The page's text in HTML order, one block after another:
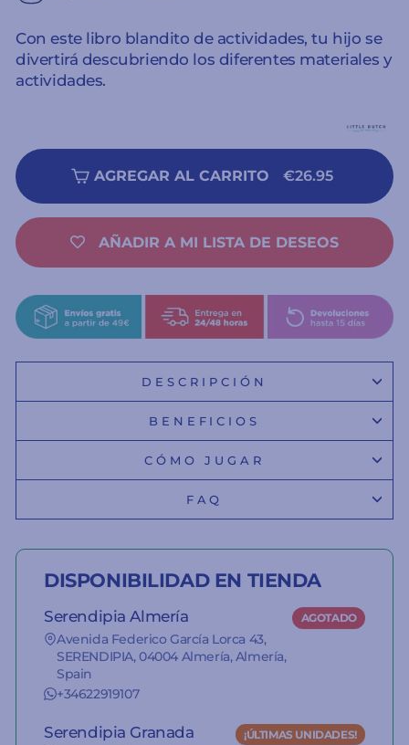
Con este libro blandito de actividades, tu hijo se
divertirá descubriendo los diferentes materiales y
actividades.
AGREGAR AL CARRITO €26.95
AÑADIR A MI LISTA DE DESEOS
DESCRIPCIÓN
BENEFICIOS
CÓMO JUGAR
FAQ
DISPONIBILIDAD EN TIENDA
Serendipia Almería
Avenida Federico García Lorca 43,
SERENDIPIA, 04004 Almería, Almería,
Spain
+34622919107
AGOTADO
Serendipia Granada ¡ÚLTIMAS UNIDADES!